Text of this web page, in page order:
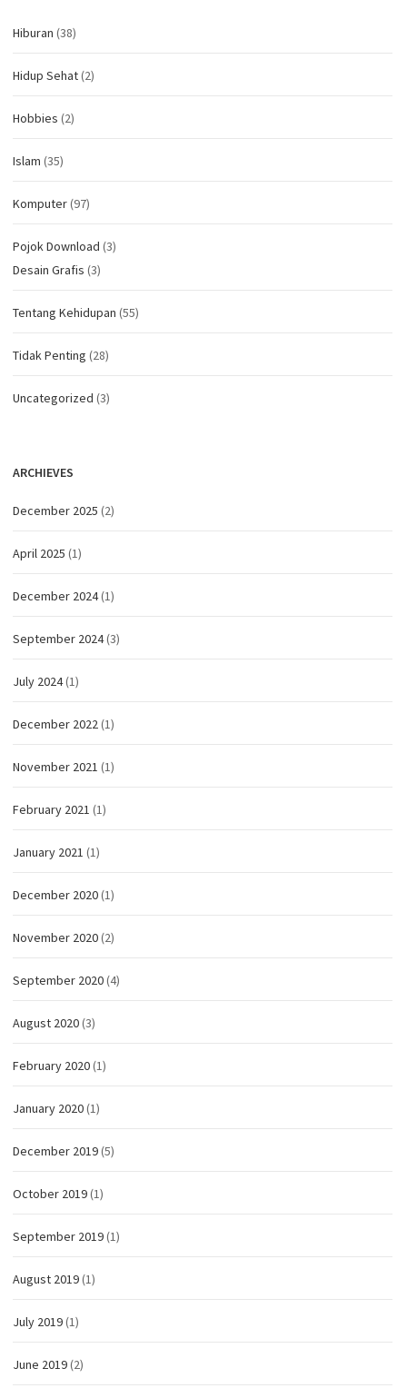
Hiburan (38)
Hidup Sehat(2)
Hobbies (2)
Islam (35)
Komputer(97)
Pojok Download (3)
Desain Grafis (3)
Tentang Kehidupan (55)
Tidak Penting (28)
Uncategorized (3)
ARCHIEVES
December 2025 (2)
April 2025 (1)
December 2024(1)
September 2024(3)
July 2024(1)
December 2022(1)
November 2021 (1)
February 2021 (1)
January 2021 (1)
December 2020(1)
November 2020(2)
September 2020(4)
August 2020(3)
February 2020(1)
January 2020(1)
December 2019(5)
October 2019(1)
September 2019(1)
August 2019(1)
July 2019(1)
June 2019(2)